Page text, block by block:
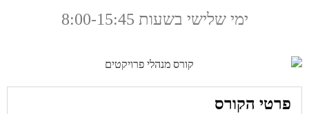
ימי שלישי בשעות 8:00-15:45
פרטי הקורס